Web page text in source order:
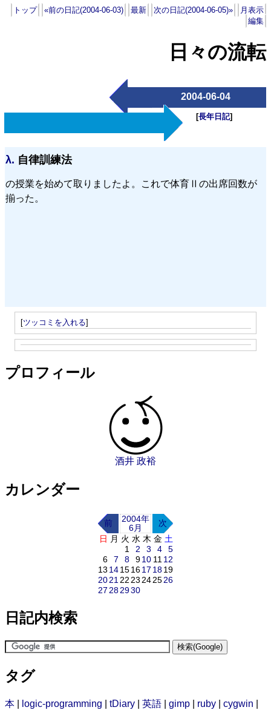
トップ «前の日記(2004-06-03) 最新 次の日記(2004-06-05)»
月表示
編集
日々の流転
2004-06-04
[長年日記]
λ. 自律訓練法
の授業を始めて取りましたよ。これで体育Ⅱの出席回数が
揃った。
[ツッコミを入れる]
プロフィール
酒井 政裕
カレンダー
前
2004年
6月
次
日 月 火 水 木 金 土
1
2 3 4
5
6
7 8 910 11 12
13 14151617 1819
2021 22 23 242526
27 282930
日記内検索
タグ
本 logic-programming tDiary 英語 gimp ruby cygwin